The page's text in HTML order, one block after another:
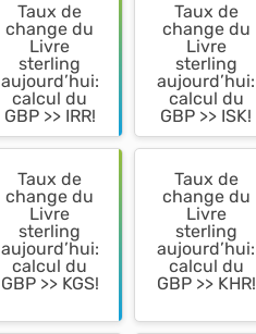
Taux de
change du
Livre
sterling
aujourd’hui:
calcul du
GBP >> IRR!
Taux de
change du
Livre
sterling
aujourd’hui:
calcul du
GBP >> ISK!
Taux de
change du
Livre
sterling
aujourd’hui:
calcul du
GBP >> KGS!
Taux de
change du
Livre
sterling
aujourd’hui:
calcul du
GBP >> KHR!